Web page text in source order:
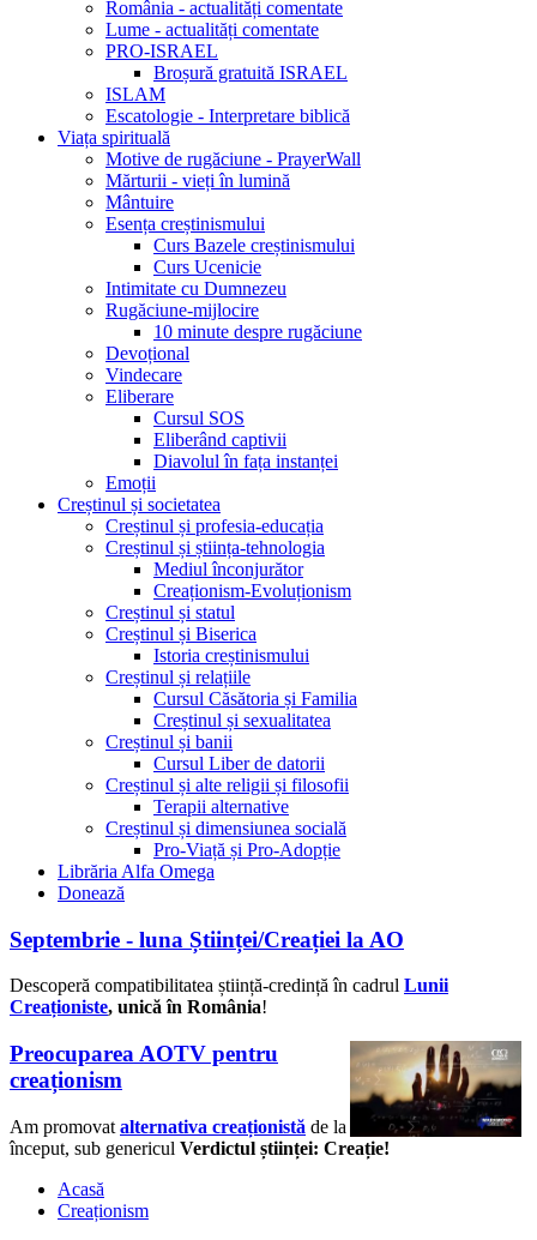
România - actualități comentate
Lume - actualități comentate
PRO-ISRAEL
Broșură gratuită ISRAEL
ISLAM
Escatologie - Interpretare biblică
Viața spirituală
Motive de rugăciune - PrayerWall
Mărturii - vieți în lumină
Mântuire
Esența creștinismului
Curs Bazele creștinismului
Curs Ucenicie
Intimitate cu Dumnezeu
Rugăciune-mijlocire
10 minute despre rugăciune
Devoțional
Vindecare
Eliberare
Cursul SOS
Eliberând captivii
Diavolul în fața instanței
Emoții
Creștinul și societatea
Creștinul și profesia-educația
Creștinul și știința-tehnologia
Mediul înconjurător
Creaționism-Evoluționism
Creștinul și statul
Creștinul și Biserica
Istoria creștinismului
Creștinul și relațiile
Cursul Căsătoria și Familia
Creștinul și sexualitatea
Creștinul și banii
Cursul Liber de datorii
Creștinul și alte religii și filosofii
Terapii alternative
Creștinul și dimensiunea socială
Pro-Viață și Pro-Adopție
Librăria Alfa Omega
Donează
Septembrie - luna Științei/Creației la AO
Descoperă compatibilitatea știință-credință în cadrul Lunii
Creaționiste, unică în România!
Preocuparea AOTV pentru
creaționism
Am promovat alternativa creaționistă de la
început, sub genericul Verdictul științei: Creație!
Acasă
Creaționism